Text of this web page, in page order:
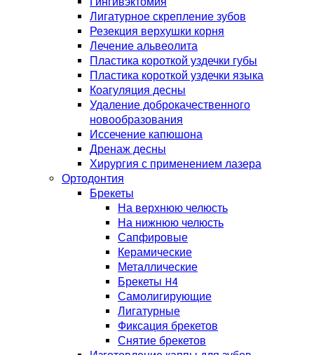
Лигатурное скрепление зубов
Резекция верхушки корня
Лечение альвеолита
Пластика короткой уздечки губы
Пластика короткой уздечки языка
Коагуляция десны
Удаление доброкачественного
новообразования
Иссечение капюшона
Дренаж десны
Хирургия с применением лазера
Ортодонтия
Брекеты
На верхнюю челюсть
На нижнюю челюсть
Сапфировые
Керамические
Металлические
Брекеты H4
Самолигирующие
Лигатурные
Фиксация брекетов
Снятие брекетов